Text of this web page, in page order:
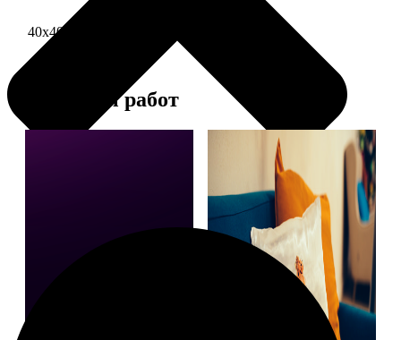
40х40 односторонняя печать
Примеры работ